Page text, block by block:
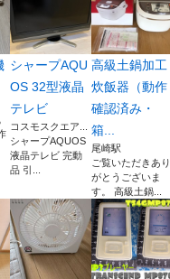
シャープAQU
OS 32型液晶
テレビ
コスモスクエア...
シャープAQUOS
液晶テレビ 完動
品 引...
高級土鍋加工
炊飯器（動作
確認済み・
箱...
尾崎駅
ご覧いただきあり
がとうございま
す。 高級土鍋...